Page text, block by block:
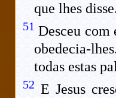
que lhes
51 Desceu com
obedecia-
todas estas
52 E Jesus